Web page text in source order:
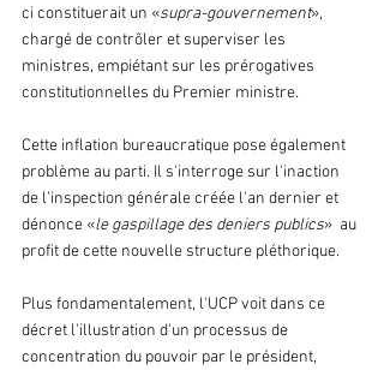
ci constituerait un «supra-gouvernement»,
chargé de contrôler et superviser les
ministres, empiétant sur les prérogatives
constitutionnelles du Premier ministre.
Cette inflation bureaucratique pose également
problème au parti. Il s'interroge sur l'inaction
de l'inspection générale créée l'an dernier et
dénonce «le gaspillage des deniers publics»  au
profit de cette nouvelle structure pléthorique.
Plus fondamentalement, l'UCP voit dans ce
décret l'illustration d'un processus de
concentration du pouvoir par le président,